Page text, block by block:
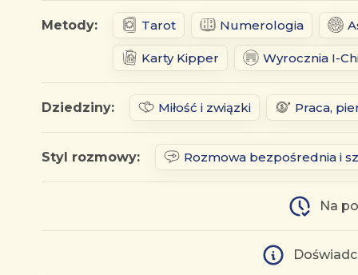
Metody: Tarot Numerologia
Karty Kipper Wyrocznia I-
Dziedziny: Miłość i związki Praca,
Styl rozmowy: Rozmowa bezpośrednia i
Na